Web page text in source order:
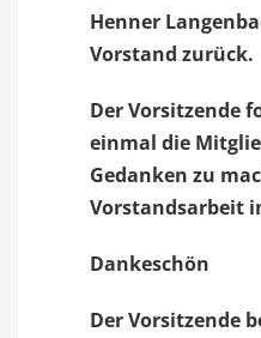
Henner
Vorstand zurück.
Der Vorsitzende
einmal die
Gedanken zu
Vorstandsarbeit
Dankeschön
Der Vorsitzende